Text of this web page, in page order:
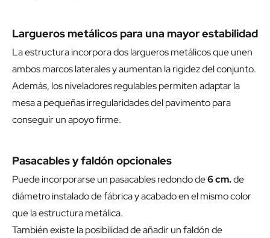
Largueros metálicos para una mayor estabilidad
La estructura incorpora dos largueros metálicos que unen
ambos marcos laterales y aumentan la rigidez del conjunto.
Además, los niveladores regulables permiten adaptar la
mesa a pequeñas irregularidades del pavimento para
conseguir un apoyo firme.
Pasacables y faldón opcionales
Puede incorporarse un pasacables redondo de6 cm.de
diámetro instalado de fábrica y acabado en el mismo color
que la estructura metálica.
También existe la posibilidad de añadir un faldón de